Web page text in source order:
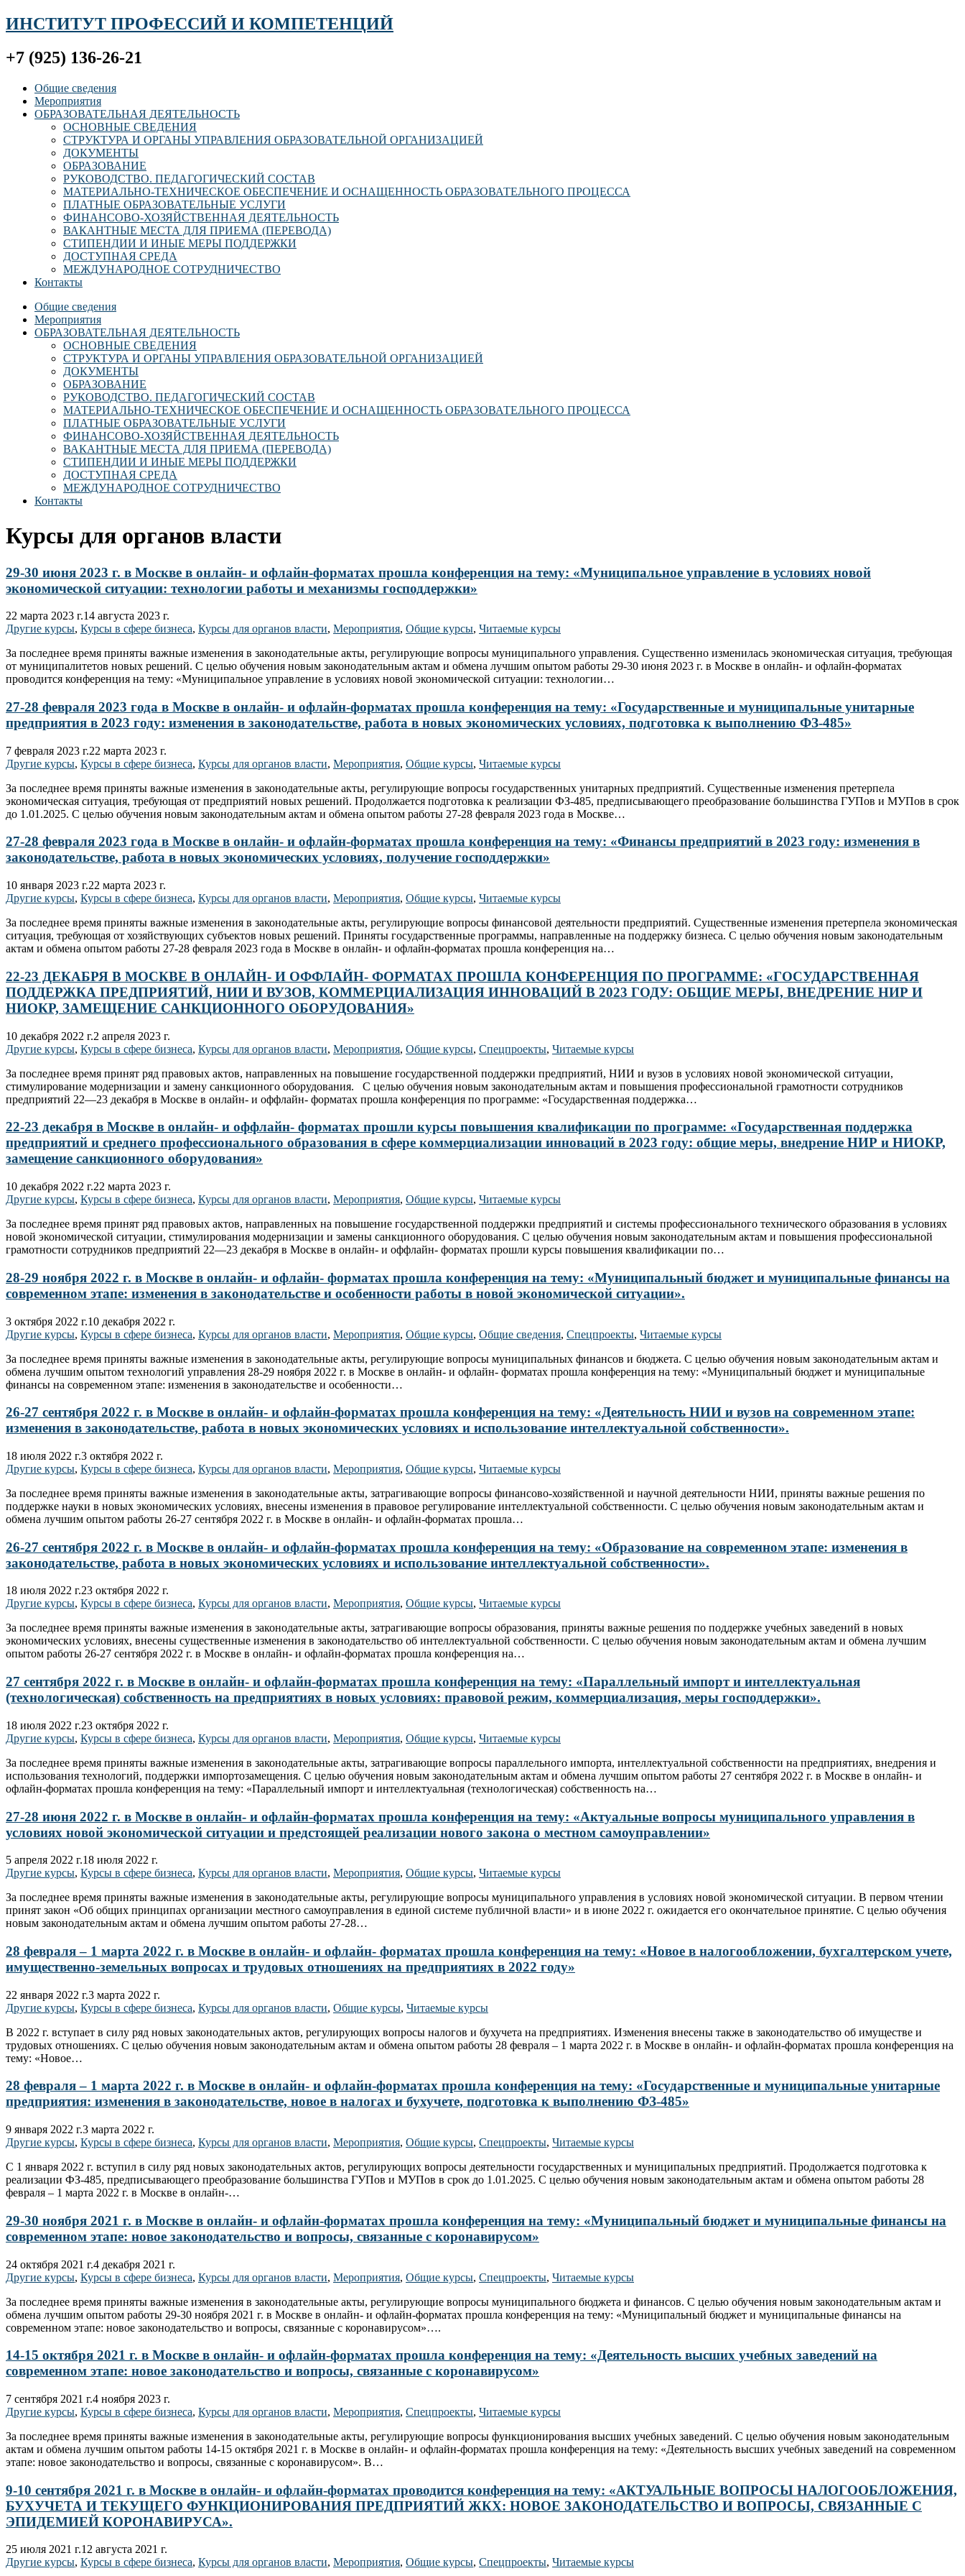
ИНСТИТУТ ПРОФЕССИЙ И КОМПЕТЕНЦИЙ
+7 (925) 136-26-21
Общие сведения
Мероприятия
ОБРАЗОВАТЕЛЬНАЯ ДЕЯТЕЛЬНОСТЬ
ОСНОВНЫЕ СВЕДЕНИЯ
СТРУКТУРА И ОРГАНЫ УПРАВЛЕНИЯ ОБРАЗОВАТЕЛЬНОЙ ОРГАНИЗАЦИЕЙ
ДОКУМЕНТЫ
ОБРАЗОВАНИЕ
РУКОВОДСТВО. ПЕДАГОГИЧЕСКИЙ СОСТАВ
МАТЕРИАЛЬНО-ТЕХНИЧЕСКОЕ ОБЕСПЕЧЕНИЕ И ОСНАЩЕННОСТЬ ОБРАЗОВАТЕЛЬНОГО ПРОЦЕССА
ПЛАТНЫЕ ОБРАЗОВАТЕЛЬНЫЕ УСЛУГИ
ФИНАНСОВО-ХОЗЯЙСТВЕННАЯ ДЕЯТЕЛЬНОСТЬ
ВАКАНТНЫЕ МЕСТА ДЛЯ ПРИЕМА (ПЕРЕВОДА)
СТИПЕНДИИ И ИНЫЕ МЕРЫ ПОДДЕРЖКИ
ДОСТУПНАЯ СРЕДА
МЕЖДУНАРОДНОЕ СОТРУДНИЧЕСТВО
Контакты
Общие сведения
Мероприятия
ОБРАЗОВАТЕЛЬНАЯ ДЕЯТЕЛЬНОСТЬ
ОСНОВНЫЕ СВЕДЕНИЯ
СТРУКТУРА И ОРГАНЫ УПРАВЛЕНИЯ ОБРАЗОВАТЕЛЬНОЙ ОРГАНИЗАЦИЕЙ
ДОКУМЕНТЫ
ОБРАЗОВАНИЕ
РУКОВОДСТВО. ПЕДАГОГИЧЕСКИЙ СОСТАВ
МАТЕРИАЛЬНО-ТЕХНИЧЕСКОЕ ОБЕСПЕЧЕНИЕ И ОСНАЩЕННОСТЬ ОБРАЗОВАТЕЛЬНОГО ПРОЦЕССА
ПЛАТНЫЕ ОБРАЗОВАТЕЛЬНЫЕ УСЛУГИ
ФИНАНСОВО-ХОЗЯЙСТВЕННАЯ ДЕЯТЕЛЬНОСТЬ
ВАКАНТНЫЕ МЕСТА ДЛЯ ПРИЕМА (ПЕРЕВОДА)
СТИПЕНДИИ И ИНЫЕ МЕРЫ ПОДДЕРЖКИ
ДОСТУПНАЯ СРЕДА
МЕЖДУНАРОДНОЕ СОТРУДНИЧЕСТВО
Контакты
Курсы для органов власти
29-30 июня 2023 г. в Москве в онлайн- и офлайн-форматах прошла конференция на тему: «Муниципальное управление в условиях новой
экономической ситуации: технологии работы и механизмы господдержки»
22 марта 2023 г.14 августа 2023 г.
Другие курсы, Курсы в сфере бизнеса, Курсы для органов власти, Мероприятия, Общие курсы, Читаемые курсы
За последнее время приняты важные изменения в законодательные акты, регулирующие вопросы муниципального управления. Существенно изменилась экономическая ситуация, требующая
от муниципалитетов новых решений. С целью обучения новым законодательным актам и обмена лучшим опытом работы 29-30 июня 2023 г. в Москве в онлайн- и офлайн-форматах
проводится конференция на тему: «Муниципальное управление в условиях новой экономической ситуации: технологии…
27-28 февраля 2023 года в Москве в онлайн- и офлайн-форматах прошла конференция на тему: «Государственные и муниципальные унитарные
предприятия в 2023 году: изменения в законодательстве, работа в новых экономических условиях, подготовка к выполнению ФЗ-485»
7 февраля 2023 г.22 марта 2023 г.
Другие курсы, Курсы в сфере бизнеса, Курсы для органов власти, Мероприятия, Общие курсы, Читаемые курсы
За последнее время приняты важные изменения в законодательные акты, регулирующие вопросы государственных унитарных предприятий. Существенные изменения претерпела
экономическая ситуация, требующая от предприятий новых решений. Продолжается подготовка к реализации ФЗ-485, предписывающего преобразование большинства ГУПов и МУПов в срок
до 1.01.2025. С целью обучения новым законодательным актам и обмена опытом работы 27-28 февраля 2023 года в Москве…
27-28 февраля 2023 года в Москве в онлайн- и офлайн-форматах прошла конференция на тему: «Финансы предприятий в 2023 году: изменения в
законодательстве, работа в новых экономических условиях, получение господдержки»
10 января 2023 г.22 марта 2023 г.
Другие курсы, Курсы в сфере бизнеса, Курсы для органов власти, Мероприятия, Общие курсы, Читаемые курсы
За последнее время приняты важные изменения в законодательные акты, регулирующие вопросы финансовой деятельности предприятий. Существенные изменения претерпела экономическая
ситуация, требующая от хозяйствующих субъектов новых решений. Приняты государственные программы, направленные на поддержку бизнеса. С целью обучения новым законодательным
актам и обмена опытом работы 27-28 февраля 2023 года в Москве в онлайн- и офлайн-форматах прошла конференция на…
22-23 ДЕКАБРЯ В МОСКВЕ В ОНЛАЙН- И ОФФЛАЙН- ФОРМАТАХ ПРОШЛА КОНФЕРЕНЦИЯ ПО ПРОГРАММЕ: «ГОСУДАРСТВЕННАЯ
ПОДДЕРЖКА ПРЕДПРИЯТИЙ, НИИ И ВУЗОВ, КОММЕРЦИАЛИЗАЦИЯ ИННОВАЦИЙ В 2023 ГОДУ: ОБЩИЕ МЕРЫ, ВНЕДРЕНИЕ НИР И
НИОКР, ЗАМЕЩЕНИЕ САНКЦИОННОГО ОБОРУДОВАНИЯ»
10 декабря 2022 г.2 апреля 2023 г.
Другие курсы, Курсы в сфере бизнеса, Курсы для органов власти, Мероприятия, Общие курсы, Спецпроекты, Читаемые курсы
За последнее время принят ряд правовых актов, направленных на повышение государственной поддержки предприятий, НИИ и вузов в условиях новой экономической ситуации,
стимулирование модернизации и замену санкционного оборудования. С целью обучения новым законодательным актам и повышения профессиональной грамотности сотрудников
предприятий 22—23 декабря в Москве в онлайн- и оффлайн- форматах прошла конференция по программе: «Государственная поддержка…
22-23 декабря в Москве в онлайн- и оффлайн- форматах прошли курсы повышения квалификации по программе: «Государственная поддержка
предприятий и среднего профессионального образования в сфере коммерциализации инноваций в 2023 году: общие меры, внедрение НИР и НИОКР,
замещение санкционного оборудования»
10 декабря 2022 г.22 марта 2023 г.
Другие курсы, Курсы в сфере бизнеса, Курсы для органов власти, Мероприятия, Общие курсы, Читаемые курсы
За последнее время принят ряд правовых актов, направленных на повышение государственной поддержки предприятий и системы профессионального технического образования в условиях
новой экономической ситуации, стимулирования модернизации и замены санкционного оборудования. С целью обучения новым законодательным актам и повышения профессиональной
грамотности сотрудников предприятий 22—23 декабря в Москве в онлайн- и оффлайн- форматах прошли курсы повышения квалификации по…
28-29 ноября 2022 г. в Москве в онлайн- и офлайн- форматах прошла конференция на тему: «Муниципальный бюджет и муниципальные финансы на
современном этапе: изменения в законодательстве и особенности работы в новой экономической ситуации».
3 октября 2022 г.10 декабря 2022 г.
Другие курсы, Курсы в сфере бизнеса, Курсы для органов власти, Мероприятия, Общие курсы, Общие сведения, Спецпроекты, Читаемые курсы
За последнее время приняты важные изменения в законодательные акты, регулирующие вопросы муниципальных финансов и бюджета. С целью обучения новым законодательным актам и
обмена лучшим опытом технологий управления 28-29 ноября 2022 г. в Москве в онлайн- и офлайн- форматах прошла конференция на тему: «Муниципальный бюджет и муниципальные
финансы на современном этапе: изменения в законодательстве и особенности…
26-27 сентября 2022 г. в Москве в онлайн- и офлайн-форматах прошла конференция на тему: «Деятельность НИИ и вузов на современном этапе:
изменения в законодательстве, работа в новых экономических условиях и использование интеллектуальной собственности».
18 июля 2022 г.3 октября 2022 г.
Другие курсы, Курсы в сфере бизнеса, Курсы для органов власти, Мероприятия, Общие курсы, Читаемые курсы
За последнее время приняты важные изменения в законодательные акты, затрагивающие вопросы финансово-хозяйственной и научной деятельности НИИ, приняты важные решения по
поддержке науки в новых экономических условиях, внесены изменения в правовое регулирование интеллектуальной собственности. С целью обучения новым законодательным актам и
обмена лучшим опытом работы 26-27 сентября 2022 г. в Москве в онлайн- и офлайн-форматах прошла…
26-27 сентября 2022 г. в Москве в онлайн- и офлайн-форматах прошла конференция на тему: «Образование на современном этапе: изменения в
законодательстве, работа в новых экономических условиях и использование интеллектуальной собственности».
18 июля 2022 г.23 октября 2022 г.
Другие курсы, Курсы в сфере бизнеса, Курсы для органов власти, Мероприятия, Общие курсы, Читаемые курсы
За последнее время приняты важные изменения в законодательные акты, затрагивающие вопросы образования, приняты важные решения по поддержке учебных заведений в новых
экономических условиях, внесены существенные изменения в законодательство об интеллектуальной собственности. С целью обучения новым законодательным актам и обмена лучшим
опытом работы 26-27 сентября 2022 г. в Москве в онлайн- и офлайн-форматах прошла конференция на…
27 сентября 2022 г. в Москве в онлайн- и офлайн-форматах прошла конференция на тему: «Параллельный импорт и интеллектуальная
(технологическая) собственность на предприятиях в новых условиях: правовой режим, коммерциализация, меры господдержки».
18 июля 2022 г.23 октября 2022 г.
Другие курсы, Курсы в сфере бизнеса, Курсы для органов власти, Мероприятия, Общие курсы, Читаемые курсы
За последнее время приняты важные изменения в законодательные акты, затрагивающие вопросы параллельного импорта, интеллектуальной собственности на предприятиях, внедрения и
использования технологий, поддержки импортозамещения. С целью обучения новым законодательным актам и обмена лучшим опытом работы 27 сентября 2022 г. в Москве в онлайн- и
офлайн-форматах прошла конференция на тему: «Параллельный импорт и интеллектуальная (технологическая) собственность на…
27-28 июня 2022 г. в Москве в онлайн- и офлайн-форматах прошла конференция на тему: «Актуальные вопросы муниципального управления в
условиях новой экономической ситуации и предстоящей реализации нового закона о местном самоуправлении»
5 апреля 2022 г.18 июля 2022 г.
Другие курсы, Курсы в сфере бизнеса, Курсы для органов власти, Мероприятия, Общие курсы, Читаемые курсы
За последнее время приняты важные изменения в законодательные акты, регулирующие вопросы муниципального управления в условиях новой экономической ситуации. В первом чтении
принят закон «Об общих принципах организации местного самоуправления в единой системе публичной власти» и в июне 2022 г. ожидается его окончательное принятие. С целью обучения
новым законодательным актам и обмена лучшим опытом работы 27-28…
28 февраля – 1 марта 2022 г. в Москве в онлайн- и офлайн- форматах прошла конференция на тему: «Новое в налогообложении, бухгалтерском учете,
имущественно-земельных вопросах и трудовых отношениях на предприятиях в 2022 году»
22 января 2022 г.3 марта 2022 г.
Другие курсы, Курсы в сфере бизнеса, Курсы для органов власти, Общие курсы, Читаемые курсы
В 2022 г. вступает в силу ряд новых законодательных актов, регулирующих вопросы налогов и бухучета на предприятиях. Изменения внесены также в законодательство об имуществе и
трудовых отношениях. С целью обучения новым законодательным актам и обмена опытом работы 28 февраля – 1 марта 2022 г. в Москве в онлайн- и офлайн-форматах прошла конференция на
тему: «Новое…
28 февраля – 1 марта 2022 г. в Москве в онлайн- и офлайн-форматах прошла конференция на тему: «Государственные и муниципальные унитарные
предприятия: изменения в законодательстве, новое в налогах и бухучете, подготовка к выполнению ФЗ-485»
9 января 2022 г.3 марта 2022 г.
Другие курсы, Курсы в сфере бизнеса, Курсы для органов власти, Мероприятия, Общие курсы, Спецпроекты, Читаемые курсы
С 1 января 2022 г. вступил в силу ряд новых законодательных актов, регулирующих вопросы деятельности государственных и муниципальных предприятий. Продолжается подготовка к
реализации ФЗ-485, предписывающего преобразование большинства ГУПов и МУПов в срок до 1.01.2025. С целью обучения новым законодательным актам и обмена опытом работы 28
февраля – 1 марта 2022 г. в Москве в онлайн-…
29-30 ноября 2021 г. в Москве в онлайн- и офлайн-форматах прошла конференция на тему: «Муниципальный бюджет и муниципальные финансы на
современном этапе: новое законодательство и вопросы, связанные с коронавирусом»
24 октября 2021 г.4 декабря 2021 г.
Другие курсы, Курсы в сфере бизнеса, Курсы для органов власти, Мероприятия, Общие курсы, Спецпроекты, Читаемые курсы
За последнее время приняты важные изменения в законодательные акты, регулирующие вопросы муниципального бюджета и финансов. С целью обучения новым законодательным актам и
обмена лучшим опытом работы 29-30 ноября 2021 г. в Москве в онлайн- и офлайн-форматах прошла конференция на тему: «Муниципальный бюджет и муниципальные финансы на
современном этапе: новое законодательство и вопросы, связанные с коронавирусом»….
14-15 октября 2021 г. в Москве в онлайн- и офлайн-форматах прошла конференция на тему: «Деятельность высших учебных заведений на
современном этапе: новое законодательство и вопросы, связанные с коронавирусом»
7 сентября 2021 г.4 ноября 2023 г.
Другие курсы, Курсы в сфере бизнеса, Курсы для органов власти, Мероприятия, Спецпроекты, Читаемые курсы
За последнее время приняты важные изменения в законодательные акты, регулирующие вопросы функционирования высших учебных заведений. С целью обучения новым законодательным
актам и обмена лучшим опытом работы 14-15 октября 2021 г. в Москве в онлайн- и офлайн-форматах прошла конференция на тему: «Деятельность высших учебных заведений на современном
этапе: новое законодательство и вопросы, связанные с коронавирусом». В…
9-10 сентября 2021 г. в Москве в онлайн- и офлайн-форматах проводится конференция на тему: «АКТУАЛЬНЫЕ ВОПРОСЫ НАЛОГООБЛОЖЕНИЯ,
БУХУЧЕТА И ТЕКУЩЕГО ФУНКЦИОНИРОВАНИЯ ПРЕДПРИЯТИЙ ЖКХ: НОВОЕ ЗАКОНОДАТЕЛЬСТВО И ВОПРОСЫ, СВЯЗАННЫЕ С
ЭПИДЕМИЕЙ КОРОНАВИРУСА».
25 июля 2021 г.12 августа 2021 г.
Другие курсы, Курсы в сфере бизнеса, Курсы для органов власти, Мероприятия, Общие курсы, Спецпроекты, Читаемые курсы